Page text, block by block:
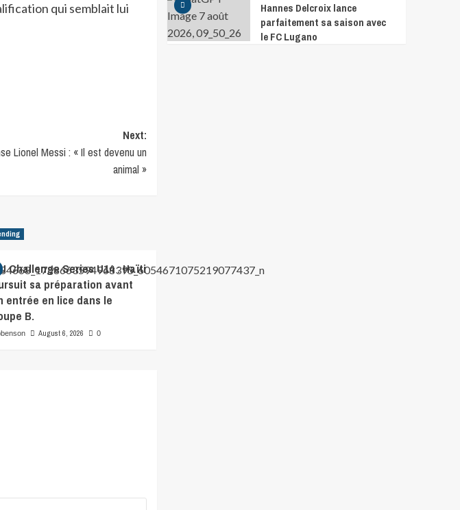
qui semblait lui
Next:
Lionel Messi : « Il est devenu un
animal »
Challenge Series U14 : Haïti
sa préparation avant
entrée en lice dans le
B.
August 6, 2026 0
Hannes Delcroix lance
parfaitement sa saison avec
le FC Lugano